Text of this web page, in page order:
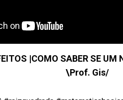
|COMO SABER SE
\Prof. Gis/